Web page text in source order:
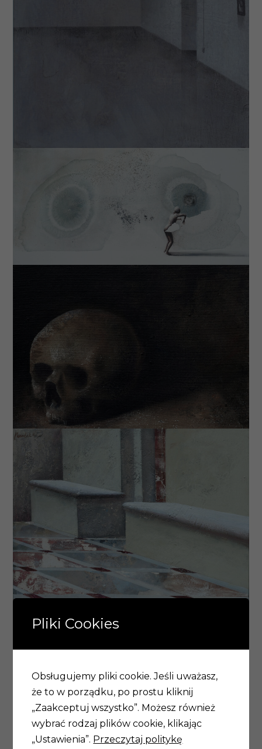
Pliki Cookies
Obsługujemy pliki cookie. Jeśli uważasz,
że to w porządku, po prostu kliknij
„Zaakceptuj wszystko”. Możesz również
wybrać rodzaj plików cookie, klikając
„Ustawienia”. Przeczytaj politykę